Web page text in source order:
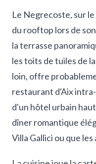
Le Negrecoste, sur
du rooftop lors de
la terrasse
les toits de tuiles de
loin, offre
restaurant d'Aix
d'un hôtel urbain
dîner romantique
Villa Gallici ou que les